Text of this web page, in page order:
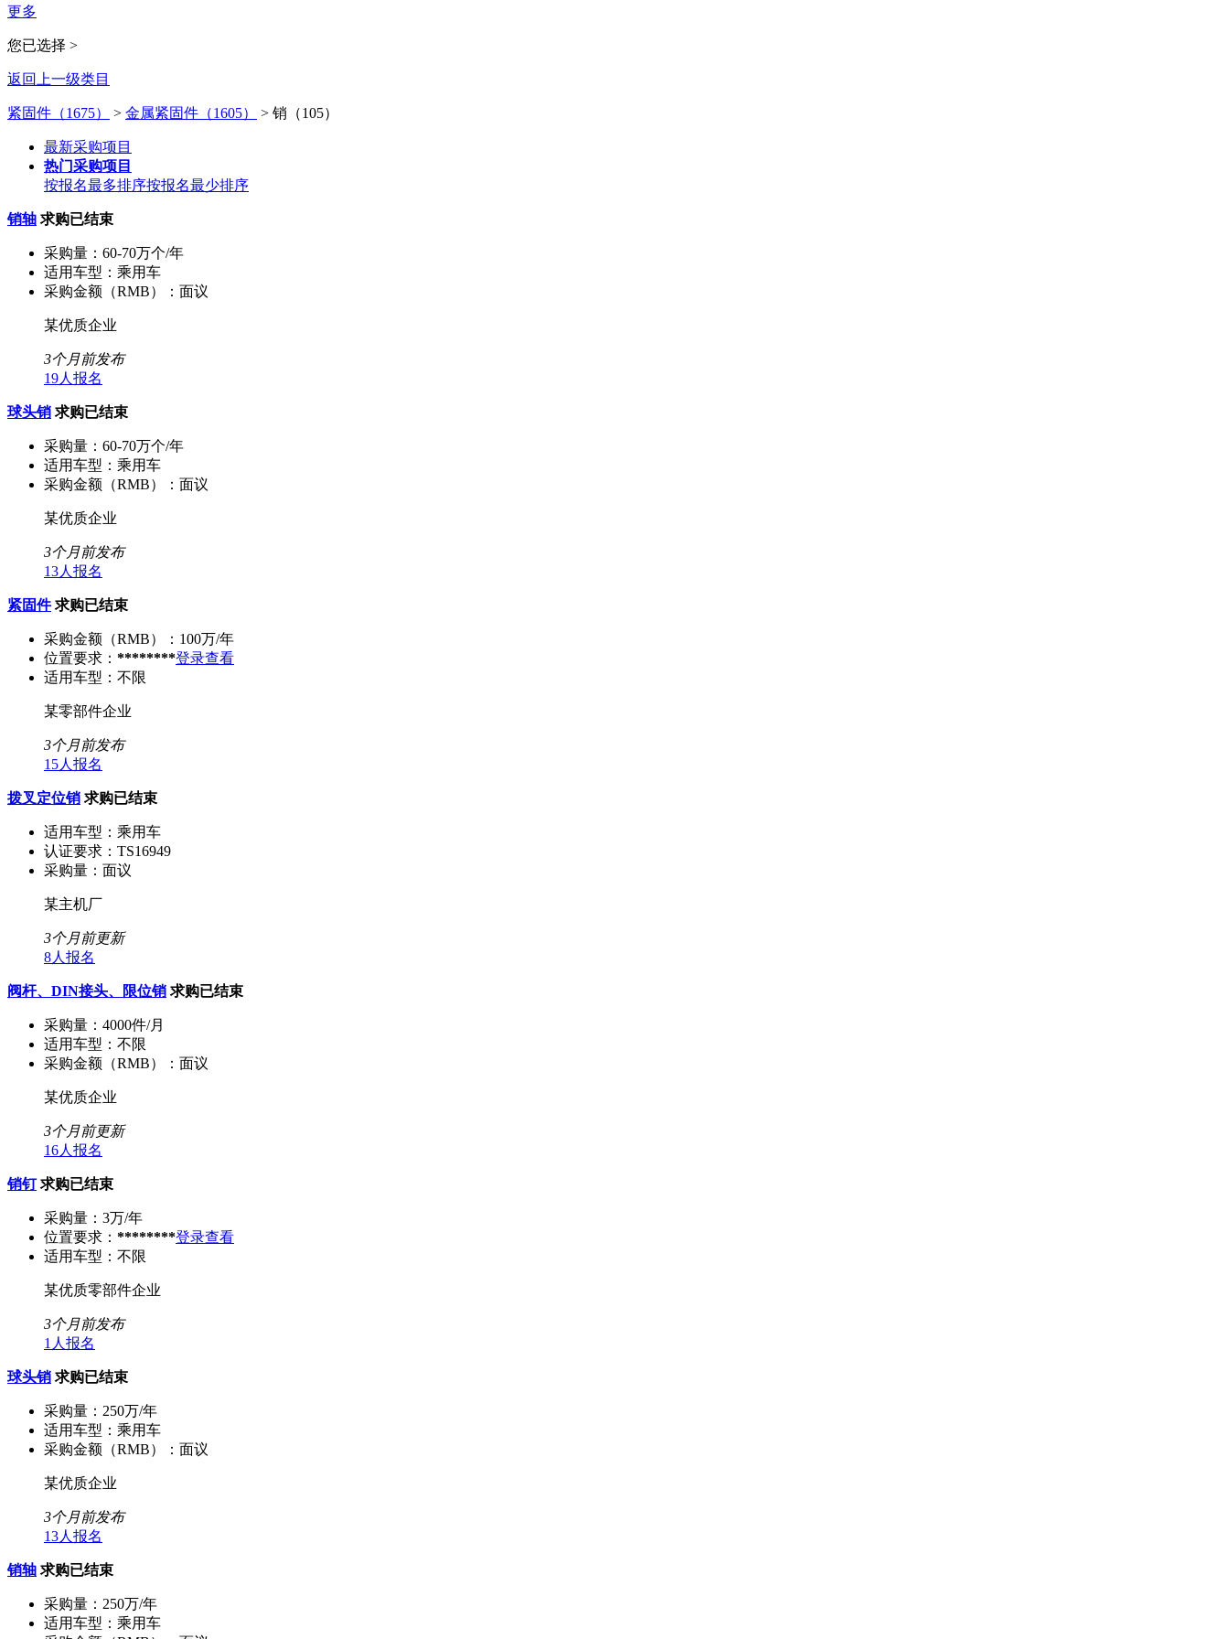
更多
您已选择 >
返回上一级类目
紧固件（1675） > 金属紧固件（1605） > 销（105）
最新采购项目
热门采购项目
按报名最多排序按报名最少排序
销轴 求购已结束
采购量： 60-70万个/年
适用车型： 乘用车
采购金额（RMB）： 面议
某优质企业
3个月前发布
19人报名
球头销 求购已结束
采购量： 60-70万个/年
适用车型： 乘用车
采购金额（RMB）： 面议
某优质企业
3个月前发布
13人报名
紧固件 求购已结束
采购金额（RMB）： 100万/年
位置要求： ********登录查看
适用车型： 不限
某零部件企业
3个月前发布
15人报名
拨叉定位销 求购已结束
适用车型： 乘用车
认证要求： TS16949
采购量： 面议
某主机厂
3个月前更新
8人报名
阀杆、DIN接头、限位销 求购已结束
采购量： 4000件/月
适用车型： 不限
采购金额（RMB）： 面议
某优质企业
3个月前更新
16人报名
销钉 求购已结束
采购量： 3万/年
位置要求： ********登录查看
适用车型： 不限
某优质零部件企业
3个月前发布
1人报名
球头销 求购已结束
采购量： 250万/年
适用车型： 乘用车
采购金额（RMB）： 面议
某优质企业
3个月前发布
13人报名
销轴 求购已结束
采购量： 250万/年
适用车型： 乘用车